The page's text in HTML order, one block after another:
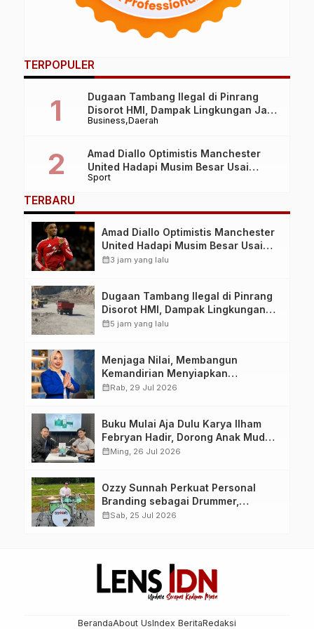
TERPOPULER
Business Daerah
Dugaan Tambang Ilegal di Pinrang
Disorot HMI, Dampak Lingkungan Jadi
Perhatian
Sport
Amad Diallo Optimistis Manchester
United Hadapi Musim Besar Usai
Imbang 1-1 Lawan PSG
TERBARU
Amad Diallo Optimistis Manchester
United Hadapi Musim Besar Usai
Imbang 1-1 Lawan PSG
calendar_month3 jam yang lalu
Dugaan Tambang Ilegal di Pinrang
Disorot HMI, Dampak Lingkungan
Jadi Perhatian
calendar_month5 jam yang lalu
Menjaga Nilai, Membangun
Kemandirian Menyiapkan
Kepemimpinan Ekonomi Perempuan
Jamaah
calendar_monthRab, 29 Jul 2026
Buku Mulai Aja Dulu Karya Ilham
Febryan Hadir, Dorong Anak Muda
Berhenti Menunda dan Mulai
calendar_monthMing, 26 Jul 2026
Ozzy Sunnah Perkuat Personal
Branding sebagai Drummer,
Produser, dan Sutradara Melalui
calendar_monthSab, 25 Jul 2026
BerandaAbout UsIndex BeritaRedaksi